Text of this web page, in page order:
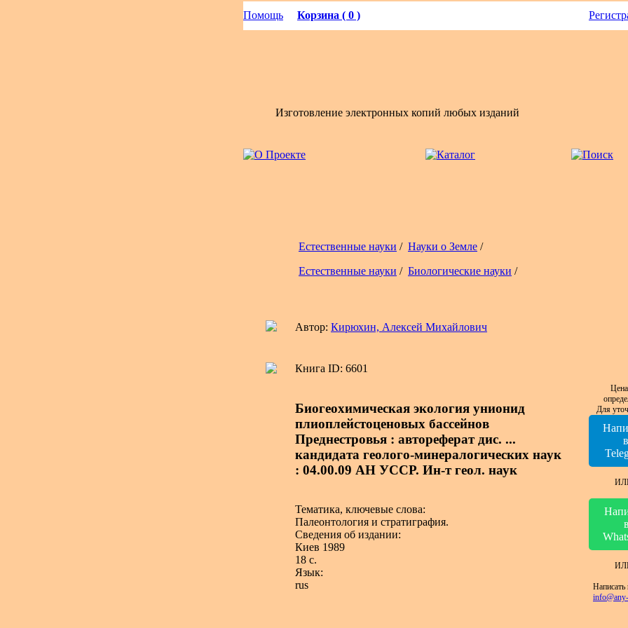
Помощь Корзина ( 0 )
Изготовление электронных копий любых изданий
Естественные науки / Науки о Земле /
Естественные науки / Биологические науки /
Автор: Кирюхин, Алексей Михайлович
Книга ID: 6601
Биогеохимическая экология унионид
плиоплейстоценовых бассейнов
Преднестровья : автореферат дис. ...
кандидата геолого-минералогических наук
: 04.00.09 АН УССР. Ин-т геол. наук
Тематика, ключевые слова:
Палеонтология и стратиграфия.
Сведения об издании:
Киев 1989
18 с.
Язык:
rus
Для
в
в
Написать